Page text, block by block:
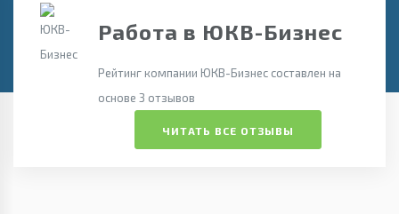
Работа в ЮКВ-Бизнес
Рейтинг компании ЮКВ-Бизнес составлен на
основе 3 отзывов
ЧИТАТЬ ВСЕ ОТЗЫВЫ